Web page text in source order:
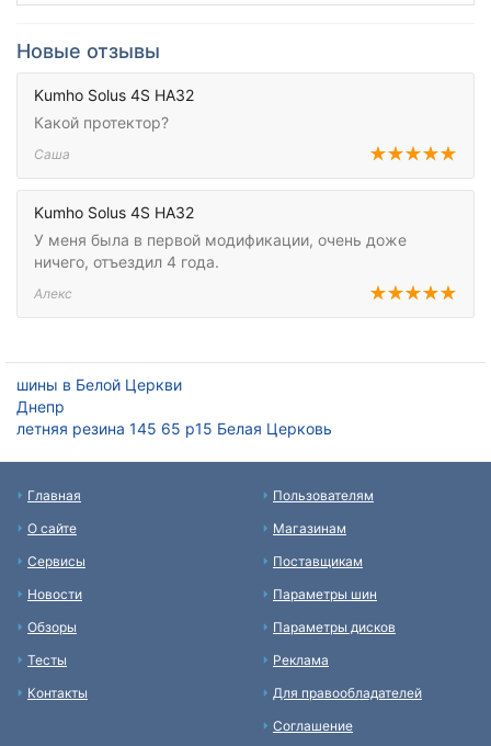
Новые отзывы
Kumho Solus 4S HA32
Какой протектор?
Саша
Kumho Solus 4S HA32
У меня была в первой модификации, очень доже
ничего, отъездил 4 года.
Алекс
шины в Белой Церкви
Днепр
летняя резина 145 65 р15 Белая Церковь
Главная
О сайте
Сервисы
Новости
Обзоры
Тесты
Контакты
Пользователям
Магазинам
Поставщикам
Параметры шин
Параметры дисков
Реклама
Для правообладателей
Соглашение